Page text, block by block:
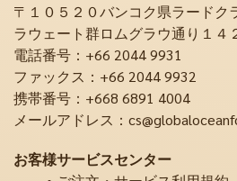
〒１０５２０バンコク県ラードク
ラウェート群ロムグラウ通り１４
電話番号：+66 2044 9931
ファックス：+66 2044 9932
携帯番号：+668 6891 4004
メールアドレス：
お客様サービスセンター